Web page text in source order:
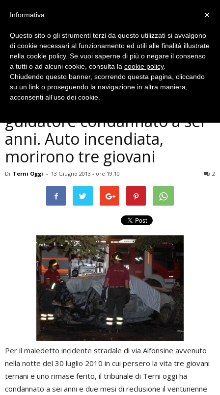
Cronaca
Incidente via Alfonsine,
guidatore condannato a sei
anni. Auto incendiata,
morirono tre giovani
Di Terni Oggi - 13 Giugno 2013 - ore 19:10 2
Per il maledetto incidente stradale di via Alfonsine avvenuto
nella notte del 30 luglio 2010 in cui persero la vita tre giovani
ternani e uno rimase ferito, il tribunale di Terni oggi ha
condannato a sei anni e due mesi di reclusione il ventunenne
×
Informativa
Questo sito o gli strumenti terzi da questo utilizzati si avvalgono
di cookie necessari al funzionamento ed utili alle finalità illustrate
nella cookie policy. Se vuoi saperne di più o negare il consenso
a tutti o ad alcuni cookie, consulta la cookie policy.
Chiudendo questo banner, scorrendo questa pagina, cliccando
su un link o proseguendo la navigazione in altra maniera,
acconsenti all’uso dei cookie.